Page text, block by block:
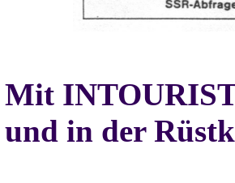
Mit
und in der